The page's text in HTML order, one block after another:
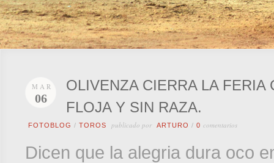
MAR
06
OLIVENZA CIERRA LA FERIA
FLOJA Y SIN RAZA.
FOTOBLOG / TOROS publicado por ARTURO / 0 comentarios
Dicen que la alegria dura oco